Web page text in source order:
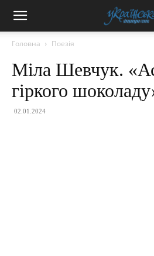
Головна Поезія
Міла Шевчук.
гіркого
02.01.2024